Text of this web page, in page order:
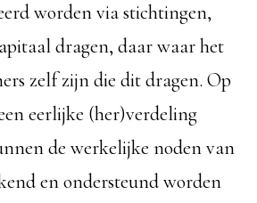
worden via stichtingen,
dragen, daar waar het
zelf zijn die dit dragen. Op
eerlijke (her)verdeling
de werkelijke noden van
en ondersteund worden